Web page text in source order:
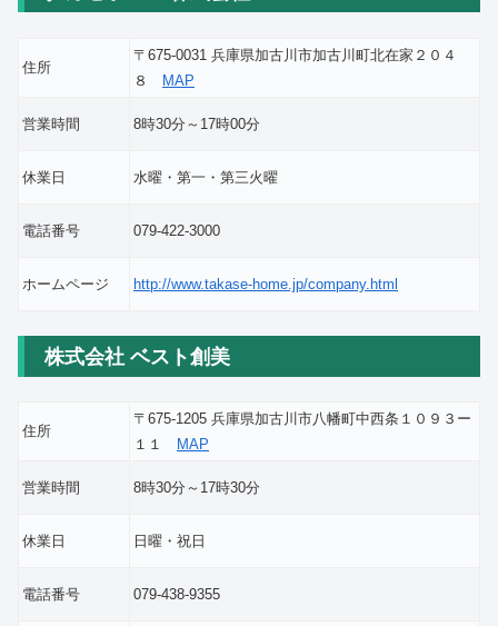
住所
〒675-0031 兵庫県加古川市加古川町北在家２０４
８
MAP
営業時間 8時30分～17時00分
休業日 水曜・第一・第三火曜
電話番号 079-422-3000
ホームページ http://www.takase-home.jp/company.html
株式会社 ベスト創美
住所
〒675-1205 兵庫県加古川市八幡町中西条１０９３ー
１１
MAP
営業時間 8時30分～17時30分
休業日 日曜・祝日
電話番号 079-438-9355